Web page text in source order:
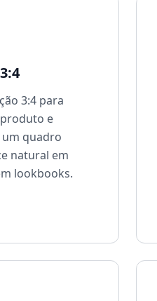
3:4 para
e
quadro
natural em
lookbooks.